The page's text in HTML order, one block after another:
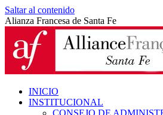
Saltar al contenido
Alianza Francesa de Santa Fe
INICIO
INSTITUCIONAL
CONSEJO DE